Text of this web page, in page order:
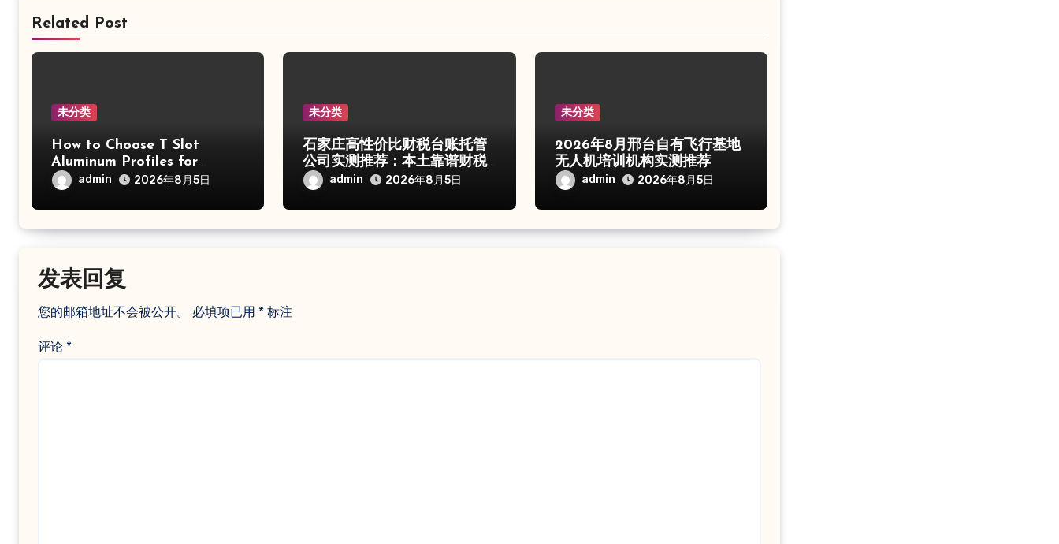
Related Post
未分类
How to Choose T Slot
Aluminum Profiles for
Industrial Frames and Solar
Projects
admin 2026年8月5日
未分类
石家庄高性价比财税台账托管
公司实测推荐：本土靠谱财税
机构admin 2026年8月5日
未分类
2026年8月邢台自有飞行基地
无人机培训机构实测推荐
admin 2026年8月5日
发表回复
您的邮箱地址不会被公开。 必填项已用 * 标注
评论 *